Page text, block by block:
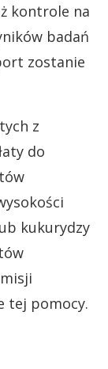
kontrole na
badań
zostanie
z
do
kukurydzy
tej pomocy.